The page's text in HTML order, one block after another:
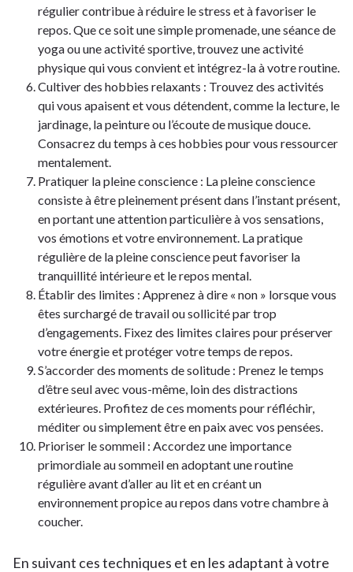
régulier contribue à réduire le stress et à favoriser le
repos. Que ce soit une simple promenade, une séance de
yoga ou une activité sportive, trouvez une activité
physique qui vous convient et intégrez-la à votre routine.
Cultiver des hobbies relaxants : Trouvez des activités
qui vous apaisent et vous détendent, comme la lecture, le
jardinage, la peinture ou l’écoute de musique douce.
Consacrez du temps à ces hobbies pour vous ressourcer
mentalement.
Pratiquer la pleine conscience : La pleine conscience
consiste à être pleinement présent dans l’instant présent,
en portant une attention particulière à vos sensations,
vos émotions et votre environnement. La pratique
régulière de la pleine conscience peut favoriser la
tranquillité intérieure et le repos mental.
Établir des limites : Apprenez à dire « non » lorsque vous
êtes surchargé de travail ou sollicité par trop
d’engagements. Fixez des limites claires pour préserver
votre énergie et protéger votre temps de repos.
S’accorder des moments de solitude : Prenez le temps
d’être seul avec vous-même, loin des distractions
extérieures. Profitez de ces moments pour réfléchir,
méditer ou simplement être en paix avec vos pensées.
Prioriser le sommeil : Accordez une importance
primordiale au sommeil en adoptant une routine
régulière avant d’aller au lit et en créant un
environnement propice au repos dans votre chambre à
coucher.
En suivant ces techniques et en les adaptant à votre